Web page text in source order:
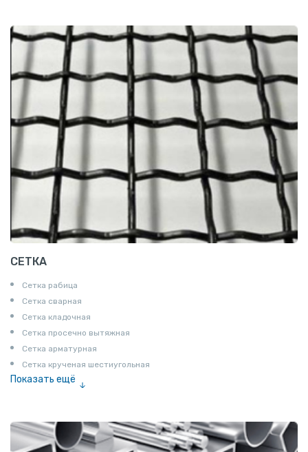
СЕТКА
Сетка рабица
Сетка сварная
Сетка кладочная
Сетка просечно вытяжная
Сетка арматурная
Сетка крученая шестиугольная
Показать ещё